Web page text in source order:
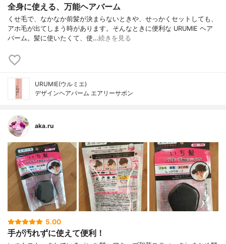
全身に使える、万能ヘアバーム
くせ毛で、なかなか前髪が決まらないときや、せっかくセットしても、
アホ毛が出てしまう時があります。そんなときに便利な URUMIE ヘア
バーム。髪に使いたくて、使…続きを見る
URUMIE(ウルミエ)
デザインヘアバーム エアリーサボン
aka.ru
5.00
手が汚れずに使えて便利！